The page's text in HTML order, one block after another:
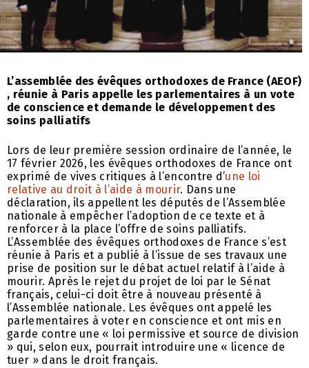
L’assemblée des évêques orthodoxes de France (AEOF)
, réunie à Paris appelle les parlementaires à un vote
de conscience et demande le développement des
soins palliatifs
Lors de leur première session ordinaire de l’année, le
17 février 2026, les évêques orthodoxes de France ont
exprimé de vives critiques à l’encontre d’une loi
relative au droit à l’aide à mourir. Dans une
déclaration, ils appellent les députés de l’Assemblée
nationale à empêcher l’adoption de ce texte et à
renforcer à la place l’offre de soins palliatifs.
L’Assemblée des évêques orthodoxes de France s’est
réunie à Paris et a publié à l’issue de ses travaux une
prise de position sur le débat actuel relatif à l’aide à
mourir. Après le rejet du projet de loi par le Sénat
français, celui-ci doit être à nouveau présenté à
l’Assemblée nationale. Les évêques ont appelé les
parlementaires à voter en conscience et ont mis en
garde contre une « loi permissive et source de division
» qui, selon eux, pourrait introduire une « licence de
tuer » dans le droit français.